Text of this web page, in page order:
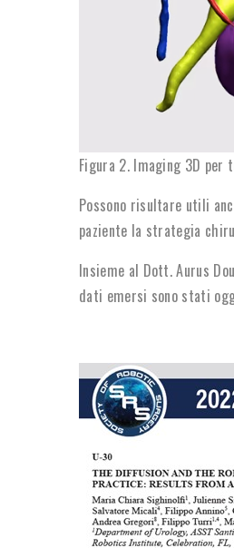
Figura 2. Imaging 3D
Possono risultare utili
paziente la strategia
Insieme al Dott. Aurus
dati emersi sono stati